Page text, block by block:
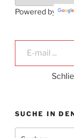
Powered by
E-mail ...
SUCHE IN